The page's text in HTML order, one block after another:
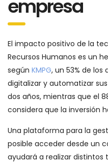
empresa
El impacto positivo de la
Recursos Humanos es un
según KMPG, un 53% de
digitalizar y automatizar
dos años, mientras que el
considera que la inversión
Una plataforma para la
posible acceder desde un
ayudará a realizar distintos